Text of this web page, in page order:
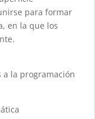
para formar
en la que los
a la programación